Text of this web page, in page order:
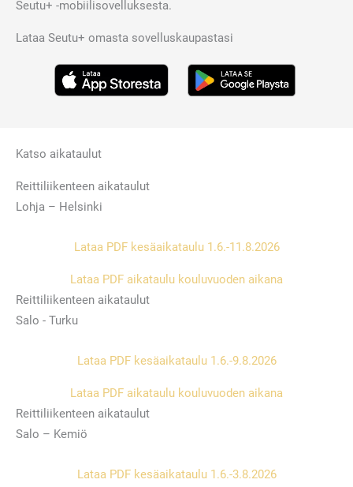
Seutu+ -mobiilisovelluksesta.
Lataa Seutu+ omasta sovelluskaupastasi
Katso aikataulut
Reittiliikenteen aikataulut
Lohja – Helsinki
Lataa PDF kesäaikataulu 1.6.-11.8.2026
Lataa PDF aikataulu kouluvuoden aikana
Reittiliikenteen aikataulut
Salo - Turku
Lataa PDF kesäaikataulu 1.6.-9.8.2026
Lataa PDF aikataulu kouluvuoden aikana
Reittiliikenteen aikataulut
Salo – Kemiö
Lataa PDF kesäaikataulu 1.6.-3.8.2026